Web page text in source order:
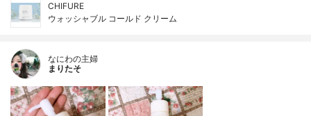
CHIFURE
ウォッシャブル コールド クリーム
なにわの主婦
まりたそ